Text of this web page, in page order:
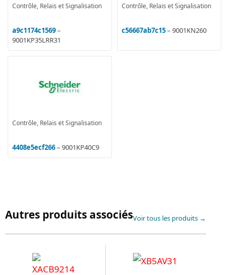
Contrôle, Relais et Signalisation
a9c1174c1569–
9001KP35LRR31
Contrôle, Relais et Signalisation
c56667ab7c15– 9001KN260
Contrôle, Relais et Signalisation
4408e5ecf266– 9001KP40C9
Autres produits associésVoir tous les produits →